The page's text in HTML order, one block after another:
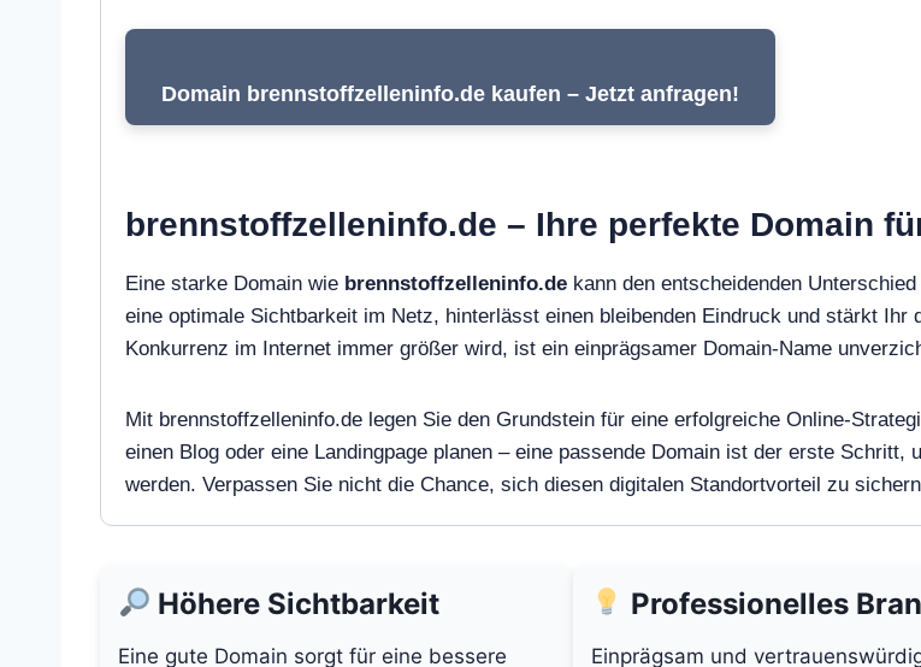
Domain brennstoffzelleninfo.de kaufen – Jetzt anfragen!
brennstoffzelleninfo.de – Ihre perfekte Domain
Eine starke Domain wie brennstoffzelleninfo.de kann den entscheidenden
eine optimale Sichtbarkeit im Netz, hinterlässt einen bleibenden Eindruck und stärkt
Konkurrenz im Internet immer größer wird, ist ein einprägsamer Domain-Name
Mit brennstoffzelleninfo.de legen Sie den Grundstein für eine erfolgreiche Online-
einen Blog oder eine Landingpage planen – eine passende Domain ist der erste Schritt,
werden. Verpassen Sie nicht die Chance, sich diesen digitalen Standortvorteil zu
Höhere Sichtbarkeit
Eine gute Domain sorgt für eine bessere
Professionelles
Einprägsam und